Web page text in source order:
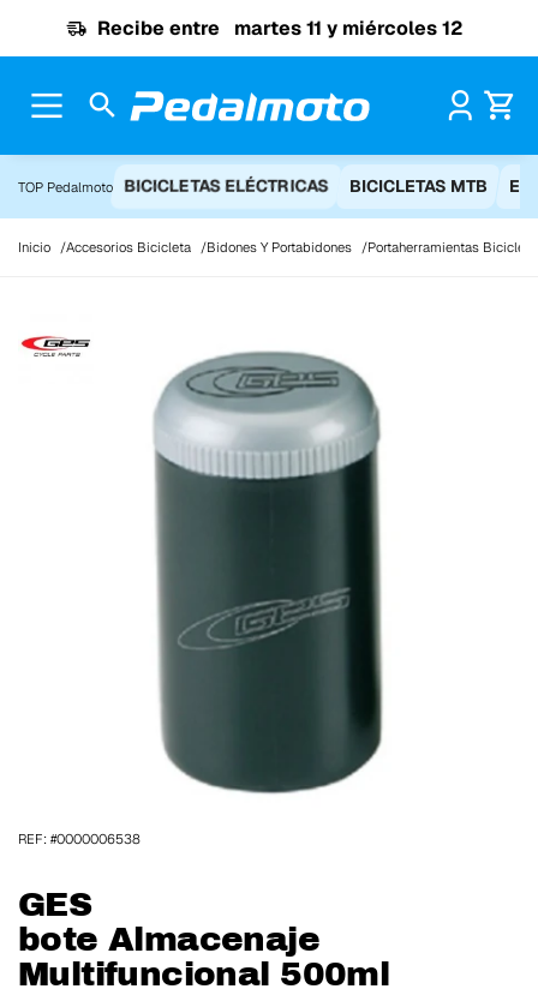
Recibe entre martes 11 y miércoles 12
TOP Pedalmoto BICICLETAS ELÉCTRICAS BICICLETAS MTB
Inicio Accesorios Bicicleta Bidones Y Portabidones Portaherramientas Bicicleta
GES
bote Almacenaje
Multifuncional 500ml
REF: #0000006538